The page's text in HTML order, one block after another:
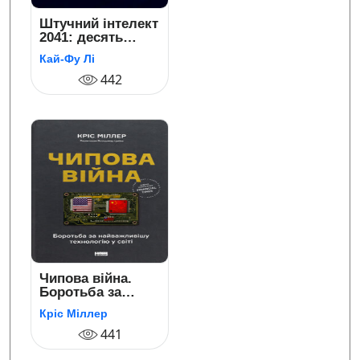
Штучний інтелект
2041: десять
передбачень
майбутнього
Кай-Фу Лі
442
Чипова війна.
Боротьба за
найважливішу
технологію у світі
Кріс Міллер
441